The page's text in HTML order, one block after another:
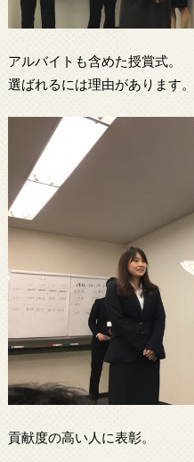
アルバイトも含めた授賞式。
選ばれるには理由があります。
貢献度の高い人に表彰。